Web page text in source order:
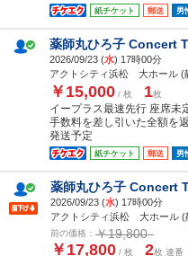
紙チケット 郵送 男
薬師丸ひろ子 Concert
2026/09/23 (水) 17時00分
アクトシティ浜松 大ホール (
￥15,000 / 枚 1枚
イープラス最速先行 座席
手数料を差し引いた全額を
発送予定
紙チケット 郵送 男
薬師丸ひろ子 Concert
2026/09/23 (水) 17時00分
アクトシティ浜松 大ホール (
前の価格： ￥19,800
￥17,800 / 枚 2枚 連番